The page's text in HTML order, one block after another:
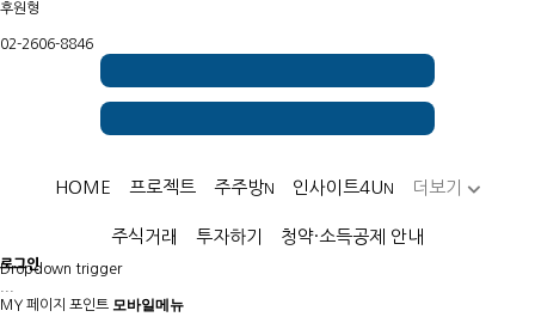
후원형
02-2606-8846
HOME 프로젝트 주주방N 인사이트4U N 더보기
주식거래 투자하기 청약·소득공제 안내
Dropdown trigger
MY 페이지 포인트 모바일메뉴
로그인